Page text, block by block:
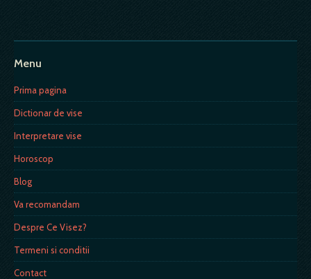
Menu
Prima pagina
Dictionar de vise
Interpretare vise
Horoscop
Blog
Va recomandam
Despre Ce Visez?
Termeni si conditii
Contact